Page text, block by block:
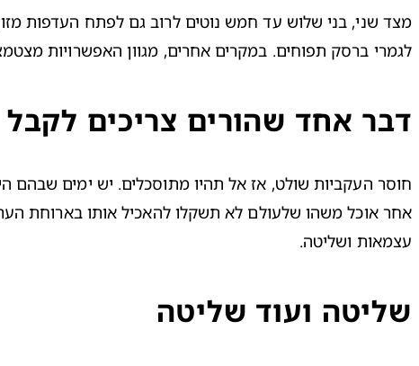
לגמרי ברסק תפוחים. במקרים אחרים, מגוון האפשרויות
דבר אחד שהורים צריכים לקבל
עצמאות ושליטה.
שליטה ועוד שליטה